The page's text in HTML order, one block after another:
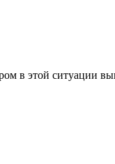
в этой ситуации